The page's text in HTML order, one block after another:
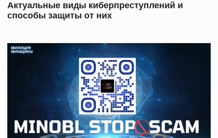
Актуальные виды киберпреступлений и
способы защиты от них